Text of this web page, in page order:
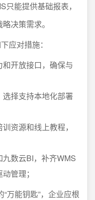
只能提供基础报表，
决策需求。
应对措施：
开放接口，确保与
择支持本地化部署
资源和线上教程，
数云BI，补齐WMS
管理；
万能钥匙”，企业应根